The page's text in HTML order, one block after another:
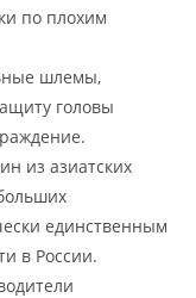
по плохим
шлемы,
головы
из азиатских
единственным
в России.